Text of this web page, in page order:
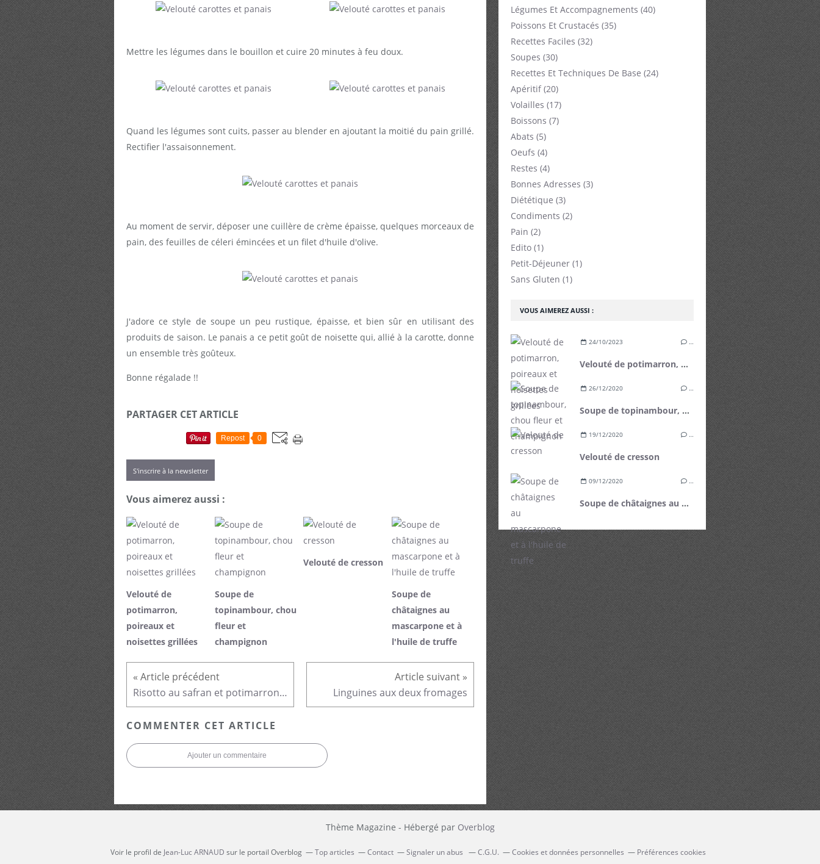
Mettre les légumes dans le bouillon et cuire 20 minutes à feu doux.
Quand les légumes sont cuits, passer au blender en ajoutant la moitié du pain grillé.
Rectifier l'assaisonnement.
Au moment de servir, déposer une cuillère de crème épaisse, quelques morceaux de
pain, des feuilles de céleri émincées et un filet d'huile d'olive.
J'adore ce style de soupe un peu rustique, épaisse, et bien sûr en utilisant des
produits de saison. Le panais a ce petit goût de noisette qui, allié à la carotte, donne
un ensemble très goûteux.
Bonne régalade !!
PARTAGER CET ARTICLE
Repost 0
S'inscrire à la newsletter
Vous aimerez aussi :
Velouté de
potimarron,
poireaux et
noisettes grillées
Soupe de
topinambour, chou
fleur et
champignon
Velouté de cresson
Soupe de
châtaignes au
mascarpone et à
l'huile de truffe
Risotto au safran et potimarron confit au miel Linguines aux deux fromages
COMMENTER CET ARTICLE
Ajouter un commentaire
VOUS AIMEREZ AUSSI :
24/10/2023 …
Velouté de potimarron, poireaux et noisettes grillées
26/12/2020 …
Soupe de topinambour, chou fleur et champignon
19/12/2020 …
Velouté de cresson
09/12/2020 …
Soupe de châtaignes au mascarpone et à l'huile de truffe
Légumes Et Accompagnements (40)
Poissons Et Crustacés (35)
Recettes Faciles (32)
Soupes (30)
Recettes Et Techniques De Base (24)
Apéritif(20)
Volailles (17)
Boissons (7)
Abats (5)
Oeufs (4)
Restes (4)
Bonnes Adresses (3)
Diététique (3)
Condiments (2)
Pain (2)
Edito (1)
Petit-Déjeuner (1)
Sans Gluten (1)
Thème Magazine - Hébergé par Overblog
Voir le profil de Jean-Luc ARNAUD sur le portail Overblog Top articles Contact Signaler un abus C.G.U. Cookies et données personnelles Préférences cookies